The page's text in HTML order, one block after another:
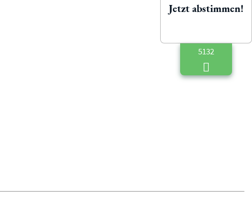
Jetzt abstimmen!
5132